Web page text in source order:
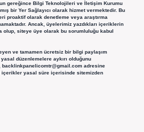
gereğince Bilgi Teknolojileri ve İletişim Kurumu
bir Yer Sağlayıcı olarak hizmet vermektedir. Bu
proaktif olarak denetleme veya araştırma
Ancak, üyelerimiz yazdıkları içeriklerin
olup, siteye üye olarak bu sorumluluğu kabul
ve tamamen ücretsiz bir bilgi paylaşım
düzenlemelere aykırı olduğunu
backlinkpanelicomtr@gmail.comadresine
yasal süre içerisinde sitemizden